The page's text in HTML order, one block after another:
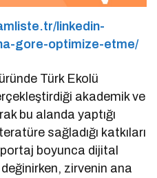
linkedin-
gore-optimize-etme/
Türk Ekolü
akademik ve
bu alanda yaptığı
sağladığı katkıları
boyunca dijital
zirvenin ana